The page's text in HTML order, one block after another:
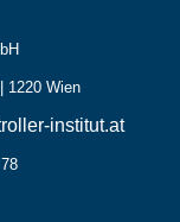
1220 Wien
institut.at